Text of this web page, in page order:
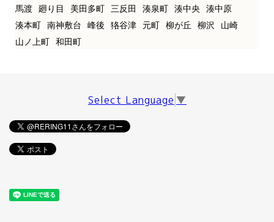
馬渡
廻り目 美田多町 三反田 湊泉町 湊中央
湊中原
湊本町
南神敷台 峰後 狢谷津 元町 柳が丘 柳沢
山崎
山ノ上町
和田町
Select Language ▼